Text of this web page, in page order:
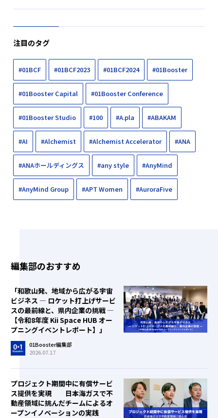
注目のタグ
#01BCF #01BCF2023 #01BCF2024 #01Booster
#01Booster Capital #01Booster Conference
#01Booster Studio #100 #A.pla #ABAKAM
#AI #Alchemist #Alchemist Accelerator #ANA
#ANAホールディングス #any style #AnyMind
#AnyMind Group #APT Women #AuroraFive
編集部のおすすめ
「和歌山発、地域から広がる宇宙
ビジネス ― ロケット打上げサービ
スの最前線と、県内企業の挑戦 ―
【令和8年度 Kii Space HUB オー
プニングイベントレポート】」
01Booster編集部
2026.07.17
プロジェクト期間中に有償サービ
ス提供を実現 日本海ガスで不
動産領域に挑んだチームによるオ
ープンイノベーションの実践